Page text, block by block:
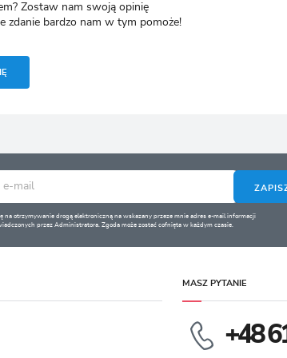
Zostaw nam swoją opinię
zdanie bardzo nam w tym pomoże!
na otrzymywanie drogą elektroniczną na wskazany przeze mnie adres e-mail informacji
przez Administratora. Zgoda może zostać cofnięta w każdym czasie.
MASZ PYTANIE
+48